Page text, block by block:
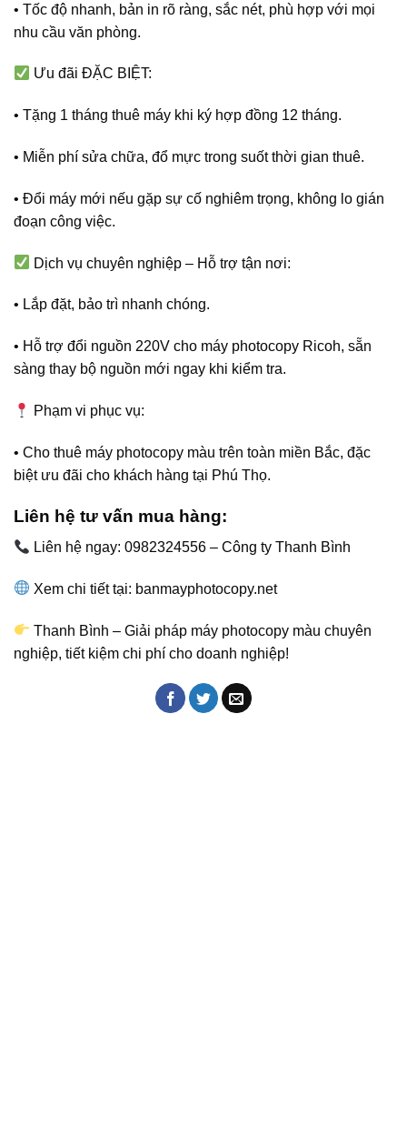
• Tốc độ nhanh, bản in rõ ràng, sắc nét, phù hợp với mọi
nhu cầu văn phòng.
Ưu đãi ĐẶC BIỆT:
• Tặng 1 tháng thuê máy khi ký hợp đồng 12 tháng.
• Miễn phí sửa chữa, đổ mực trong suốt thời gian thuê.
• Đổi máy mới nếu gặp sự cố nghiêm trọng, không lo gián
đoạn công việc.
Dịch vụ chuyên nghiệp – Hỗ trợ tận nơi:
• Lắp đặt, bảo trì nhanh chóng.
• Hỗ trợ đổi nguồn 220V cho máy photocopy Ricoh, sẵn
sàng thay bộ nguồn mới ngay khi kiểm tra.
Phạm vi phục vụ:
• Cho thuê máy photocopy màu trên toàn miền Bắc, đặc
biệt ưu đãi cho khách hàng tại Phú Thọ.
Liên hệ tư vấn mua hàng:
Liên hệ ngay: 0982324556 – Công ty Thanh Bình
Xem chi tiết tại: banmayphotocopy.net
Thanh Bình – Giải pháp máy photocopy màu chuyên
nghiệp, tiết kiệm chi phí cho doanh nghiệp!